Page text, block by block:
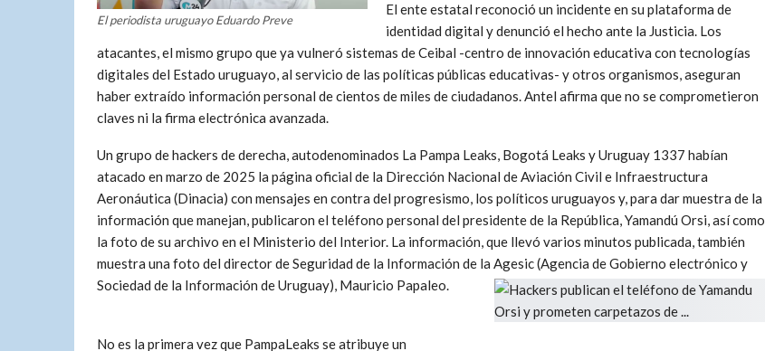
El periodista uruguayo Eduardo Preve
El ente estatal reconoció un incidente en su plataforma de
identidad digital y denunció el hecho ante la Justicia. Los
atacantes, el mismo grupo que ya vulneró sistemas de Ceibal -centro de innovación educativa con tecnologías
digitales del Estado uruguayo, al servicio de las políticas públicas educativas- y otros organismos, aseguran
haber extraído información personal de cientos de miles de ciudadanos. Antel afirma que no se comprometieron
claves ni la firma electrónica avanzada.
Un grupo de hackers de derecha, autodenominados La Pampa Leaks, Bogotá Leaks y Uruguay 1337 habían
atacado en marzo de 2025 la página oficial de la Dirección Nacional de Aviación Civil e Infraestructura
Aeronáutica (Dinacia) con mensajes en contra del progresismo, los políticos uruguayos y, para dar muestra de la
información que manejan, publicaron el teléfono personal del presidente de la República, Yamandú Orsi, así como
la foto de su archivo en el Ministerio del Interior. La información, que llevó varios minutos publicada, también
muestra una foto del director de Seguridad de la Información de la Agesic (Agencia de Gobierno electrónico y
Sociedad de la Información de Uruguay), Mauricio Papaleo.
No es la primera vez que PampaLeaks se atribuye un